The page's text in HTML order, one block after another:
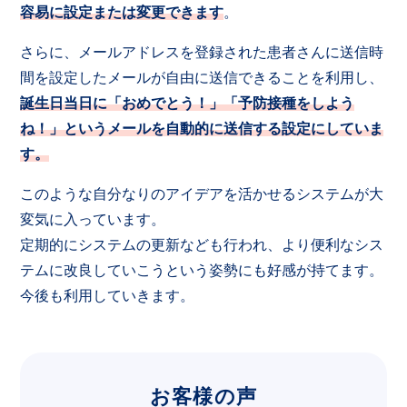
容易に設定または変更できます。
さらに、メールアドレスを登録された患者さんに送信時
間を設定したメールが自由に送信できることを利用し、
誕生日当日に「おめでとう！」「予防接種をしよう
ね！」というメールを自動的に送信する設定にしていま
す。
このような自分なりのアイデアを活かせるシステムが大
変気に入っています。
定期的にシステムの更新なども行われ、より便利なシス
テムに改良していこうという姿勢にも好感が持てます。
今後も利用していきます。
お客様の声